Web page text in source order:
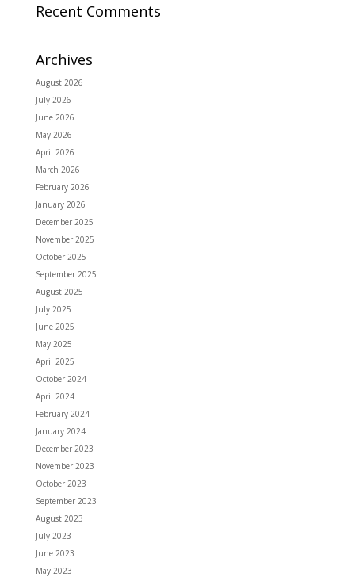
Recent Comments
Archives
August 2026
July 2026
June 2026
May 2026
April 2026
March 2026
February 2026
January 2026
December 2025
November 2025
October 2025
September 2025
August 2025
July 2025
June 2025
May 2025
April 2025
October 2024
April 2024
February 2024
January 2024
December 2023
November 2023
October 2023
September 2023
August 2023
July 2023
June 2023
May 2023